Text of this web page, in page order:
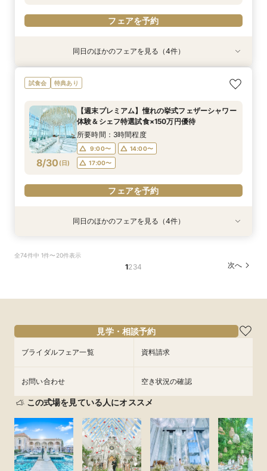
フェアを予約
特典あり
8/29(土)
2名様からOK【少人数で結婚式】アットホームウ
エディング相談会
9:00〜
14:00〜
17:00〜
フェアを予約
特典あり
8/29(土)
【愛犬と叶えるペット婚】リングドッグ＆足形ス
タンプ×厳選試食＆20万円分のワンちゃん優待
9:00〜
14:00〜
17:00〜
フェアを予約
特典あり
8/29(土)
【17時以降】お仕事帰りやテーマパーク帰りに夜
景×スペシャリテ試食
17:00〜
17:30〜
18:00〜
フェアを予約
特典あり
8/29(土)
【初めて式場見学のおふたり】即決なしで安心＆
お気軽×シェフ特選試食
9:00〜
14:00〜
17:00〜
フェアを予約
同日のほかのフェアを見る（4件）
試食会 特典あり
8/30 (日)
【週末プレミアム】憧れの挙式フェザーシャワー
体験＆シェフ特選試食×150万円優待
所要時間：3時間程度
9:00〜
14:00〜
17:00〜
フェアを予約
特典あり
8/30
エディング相談会
フェアを予約
特典あり
8/30
タンプ×厳選試食＆20万円分のワンちゃん優待
フェアを予約
特典あり
8/30
景×スペシャリテ試食
フェアを予約
特典あり
8/30
お気軽×シェフ特選試食
フェアを予約
同日のほかのフェアを見る（4件）
全74件中 1件〜20件表示
1234 次へ
見学・相談予約
ブライダルフェア一覧 資料請求
お問い合わせ 空き状況の確認
この式場を見ている人にオススメ